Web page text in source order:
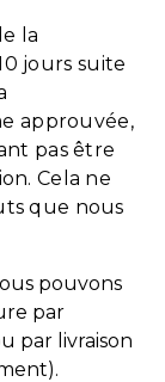
la
jours suite
approuvée,
pas être
Cela ne
que nous
pouvons
par
par livraison